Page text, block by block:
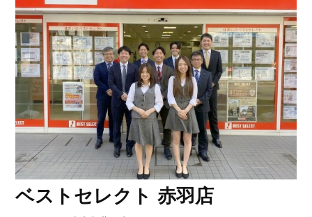
ベストセレクト 赤羽店